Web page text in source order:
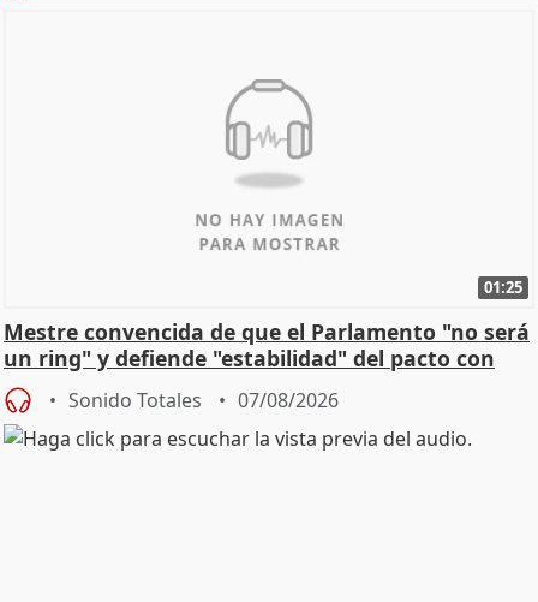
01:25
Mestre convencida de que el Parlamento "no será
un ring" y defiende "estabilidad" del pacto con
Vox
Sonido Totales 07/08/2026